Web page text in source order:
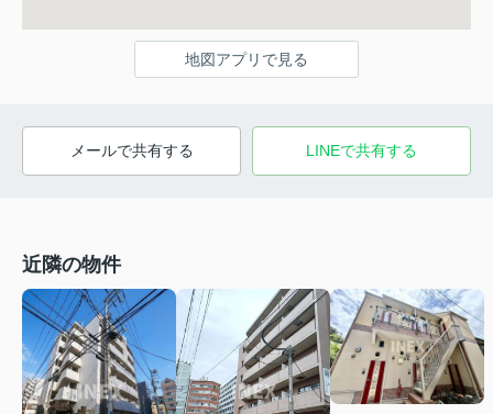
地図アプリで見る
メールで共有する LINEで共有する
近隣の物件